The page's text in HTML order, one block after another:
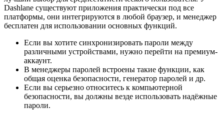
Dashlane существуют приложения практически под все
платформы, они интегрируются в любой браузер, и менеджер
бесплатен для использовании основных функций.
Если вы хотите синхронизировать пароли между
различными устройствами, нужно перейти на премиум-
аккаунт.
В менеджеры паролей встроены такие функции, как
общая оценка безопасности, генератор паролей и др.
Если вы серьезно относитесь к компьютерной
безопасности, вы должны везде использовать надёжные
пароли.